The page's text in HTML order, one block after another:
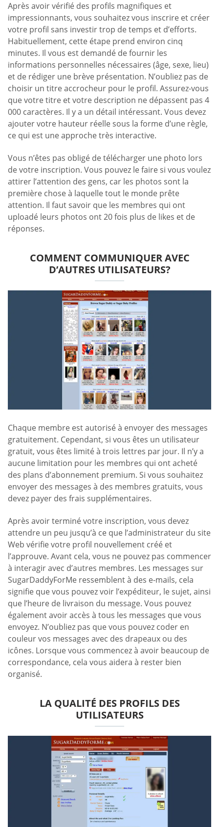
Après avoir vérifié des profils magnifiques et
impressionnants, vous souhaitez vous inscrire et créer
votre profil sans investir trop de temps et d’efforts.
Habituellement, cette étape prend environ cinq
minutes. Il vous est demandé de fournir les
informations personnelles nécessaires (âge, sexe, lieu)
et de rédiger une brève présentation. N’oubliez pas de
choisir un titre accrocheur pour le profil. Assurez-vous
que votre titre et votre description ne dépassent pas 4
000 caractères. Il y a un détail intéressant. Vous devez
ajouter votre hauteur réelle sous la forme d’une règle,
ce qui est une approche très interactive.
Vous n’êtes pas obligé de télécharger une photo lors
de votre inscription. Vous pouvez le faire si vous voulez
attirer l’attention des gens, car les photos sont la
première chose à laquelle tout le monde prête
attention. Il faut savoir que les membres qui ont
uploadé leurs photos ont 20 fois plus de likes et de
réponses.
COMMENT COMMUNIQUER AVEC
D’AUTRES UTILISATEURS?
Chaque membre est autorisé à envoyer des messages
gratuitement. Cependant, si vous êtes un utilisateur
gratuit, vous êtes limité à trois lettres par jour. Il n’y a
aucune limitation pour les membres qui ont acheté
des plans d’abonnement premium. Si vous souhaitez
envoyer des messages à des membres gratuits, vous
devez payer des frais supplémentaires.
Après avoir terminé votre inscription, vous devez
attendre un peu jusqu’à ce que l’administrateur du site
Web vérifie votre profil nouvellement créé et
l’approuve. Avant cela, vous ne pouvez pas commencer
à interagir avec d’autres membres. Les messages sur
SugarDaddyForMe ressemblent à des e-mails, cela
signifie que vous pouvez voir l’expéditeur, le sujet, ainsi
que l’heure de livraison du message. Vous pouvez
également avoir accès à tous les messages que vous
envoyez. N’oubliez pas que vous pouvez coder en
couleur vos messages avec des drapeaux ou des
icônes. Lorsque vous commencez à avoir beaucoup de
correspondance, cela vous aidera à rester bien
organisé.
LA QUALITÉ DES PROFILS DES
UTILISATEURS